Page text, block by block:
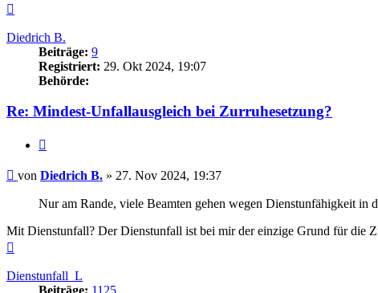
Diedrich B.
Beiträge: 9
Registriert: 29. Okt 2024, 19:07
Behörde:
Re: Mindest-Unfallausgleich bei Zurruhesetzung?
Beitrag
von Diedrich B. » 27. Nov 2024, 19:37
Nur am Rande, viele Beamten gehen wegen Dienstunfähigkeit in
Mit Dienstunfall? Der Dienstunfall ist bei mir der einzige Grund für die
Dienstunfall_L